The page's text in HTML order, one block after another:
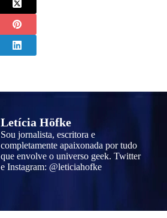
Letícia Höfke
Sou jornalista, escritora e
completamente apaixonada por tudo
que envolve o universo geek. Twitter
e Instagram: @leticiahofke